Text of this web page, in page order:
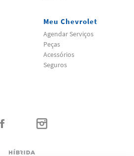
Meu Chevrolet
Agendar Serviços
Peças
Acessórios
Seguros